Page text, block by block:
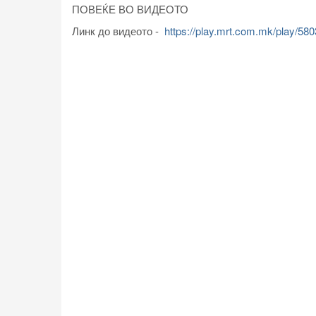
ПОВЕЌЕ ВО ВИДЕОТО
Линк до видеото - https://play.mrt.com.mk/play/